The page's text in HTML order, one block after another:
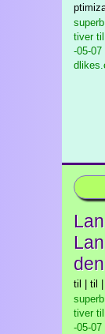
tiver
-05-
til | til |
tiver
-05-